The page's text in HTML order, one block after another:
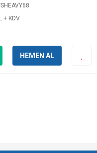
+ KDV
HEMEN AL